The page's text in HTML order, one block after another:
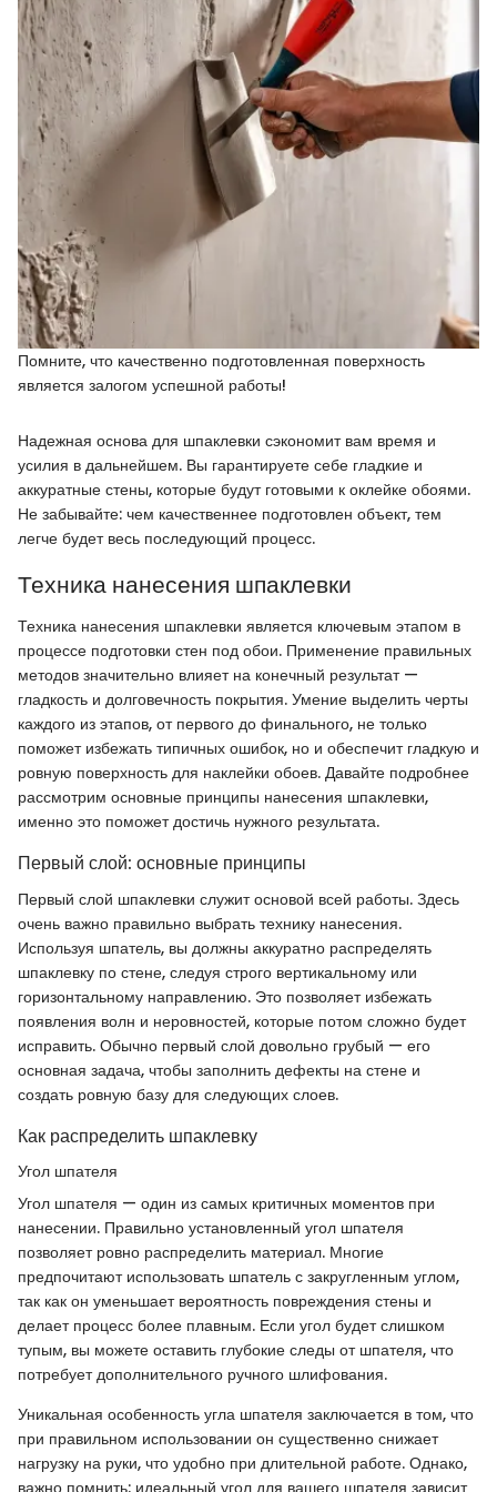
Помните, что качественно подготовленная поверхность
является залогом успешной работы!
Надежная основа для шпаклевки сэкономит вам время и
усилия в дальнейшем. Вы гарантируете себе гладкие и
аккуратные стены, которые будут готовыми к оклейке обоями.
Не забывайте: чем качественнее подготовлен объект, тем
легче будет весь последующий процесс.
Техника нанесения шпаклевки
Техника нанесения шпаклевки является ключевым этапом в
процессе подготовки стен под обои. Применение правильных
методов значительно влияет на конечный результат —
гладкость и долговечность покрытия. Умение выделить черты
каждого из этапов, от первого до финального, не только
поможет избежать типичных ошибок, но и обеспечит гладкую и
ровную поверхность для наклейки обоев. Давайте подробнее
рассмотрим основные принципы нанесения шпаклевки,
именно это поможет достичь нужного результата.
Первый слой: основные принципы
Первый слой шпаклевки служит основой всей работы. Здесь
очень важно правильно выбрать технику нанесения.
Используя шпатель, вы должны аккуратно распределять
шпаклевку по стене, следуя строго вертикальному или
горизонтальному направлению. Это позволяет избежать
появления волн и неровностей, которые потом сложно будет
исправить. Обычно первый слой довольно грубый — его
основная задача, чтобы заполнить дефекты на стене и
создать ровную базу для следующих слоев.
Как распределить шпаклевку
Угол шпателя
Угол шпателя — один из самых критичных моментов при
нанесении. Правильно установленный угол шпателя
позволяет ровно распределить материал. Многие
предпочитают использовать шпатель с закругленным углом,
так как он уменьшает вероятность повреждения стены и
делает процесс более плавным. Если угол будет слишком
тупым, вы можете оставить глубокие следы от шпателя, что
потребует дополнительного ручного шлифования.
Уникальная особенность угла шпателя заключается в том, что
при правильном использовании он существенно снижает
нагрузку на руки, что удобно при длительной работе. Однако,
важно помнить: идеальный угол для вашего шпателя зависит